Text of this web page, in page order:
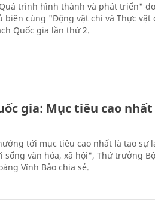
trình hình thành và phát triển"
biên cùng "Động vật chí và Thực vật
Quốc gia lần thứ 2.
gia: Mục tiêu cao nhất
tới mục tiêu cao nhất là tạo sự
văn hóa, xã hội", Thứ trưởng Bộ
Vĩnh Bảo chia sẻ.